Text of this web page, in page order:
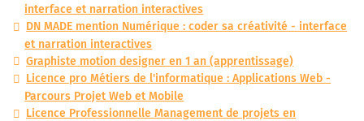
interface et narration interactives
DN MADE mention Numérique : coder sa créativité - interface
et narration interactives
Graphiste motion designer en 1 an (apprentissage)
Licence pro Métiers de l'informatique : Applications Web -
Parcours Projet Web et Mobile
Licence Professionnelle Management de projets en